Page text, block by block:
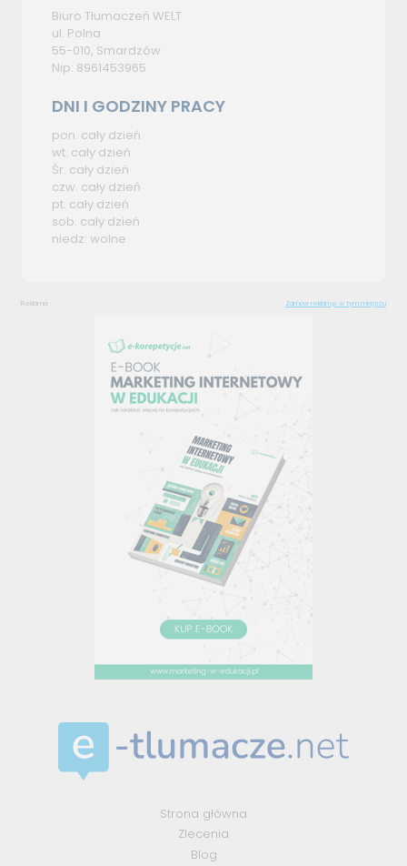
Biuro Tłumaczeń WELT
ul. Polna
55-010, Smardzów
Nip: 8961453965
DNI I GODZINY PRACY
pon. cały dzień
wt. cały dzień
Śr. cały dzień
czw. cały dzień
pt. cały dzień
sob. cały dzień
niedz: wolne
Reklama Zamów reklamę w tym miejscu
Strona główna
Zlecenia
Blog